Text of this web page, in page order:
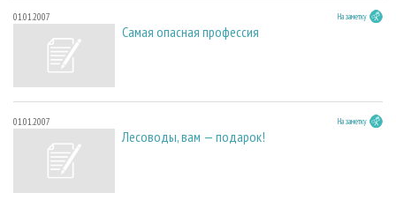
01.01.2007 На заметку
Самая опасная профессия
01.01.2007 На заметку
Лесоводы, вам — подарок!